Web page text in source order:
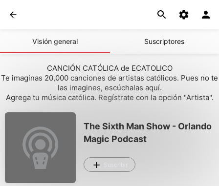
Visión general Suscriptores
CANCIÓN CATÓLICA de ECATOLICO
Te imaginas 20,000 canciones de artistas católicos. Pues no te
las imagines, escúchalas aquí.
Agrega tu música católica. Regístrate con la opción "Artista".
The Sixth Man Show - Orlando
Magic Podcast
Suscribir